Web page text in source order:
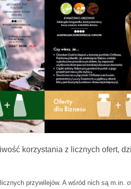
korzystania z licznych ofert,
przywilejów. A wśród nich są m.in.